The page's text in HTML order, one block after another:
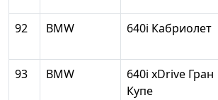
92 BMW 640i Кабриолет
93 BMW
640i xDrive Гран
Купе